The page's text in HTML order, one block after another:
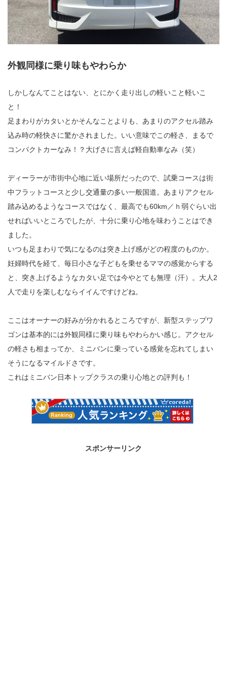
外観同様に乗り味もやわらか
しかしなんてことはない、とにかく走り出しの軽いこと軽いこ
と！
足まわりがカタいとかそんなことよりも、あまりのアクセル踏み
込み時の軽快さに驚かされました。いい意味でこの軽さ、まるで
コンパクトカーなみ！？大げさに言えば軽自動車なみ（笑）
ディーラーが市街中心地に近い場所だったので、試乗コースは街
中フラットコースと少し交通量の多い一般国道。あまりアクセル
踏み込めるようなコースではなく、最高でも60km／ｈ弱ぐらい出
せればいいところでしたが、十分に乗り心地を味わうことはでき
ました。
いつも足まわりで気になるのは突き上げ感がどの程度のものか。
妊婦時代を経て、毎日小さな子どもを乗せるママの感覚からする
と、突き上げるようなカタい足では今やとても無理（汗）。大人2
人で走りを楽しむならイイんですけどね。
ここはオーナーの好みが分かれるところですが、新型ステップワ
ゴンは基本的には外観同様に乗り味もやわらかい感じ。アクセル
の軽さも相まってか、ミニバンに乗っている感覚を忘れてしまい
そうになるマイルドさです。
これはミニバン日本トップクラスの乗り心地との評判も！
スポンサーリンク